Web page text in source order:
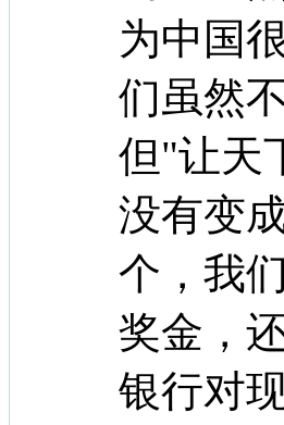
为中国
们虽然
但"让天
没有变
个，我
奖金，
银行对